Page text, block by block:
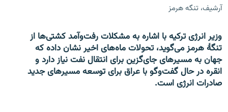
آرشیف، تنگه هرمز
وزیر انرژی ترکیه با اشاره به مشکلات رفت‌وآمد کشتی‌ها از
تنگۀ هرمز می‌گوید، تحولات ماه‌های اخیر نشان داده که
جهان به مسیرهای جای‌گزین برای انتقال نفت نیاز دارد و
انقره در حال گفت‌وگو با عراق برای توسعه مسیرهای جدید
صادرات انرژی است.